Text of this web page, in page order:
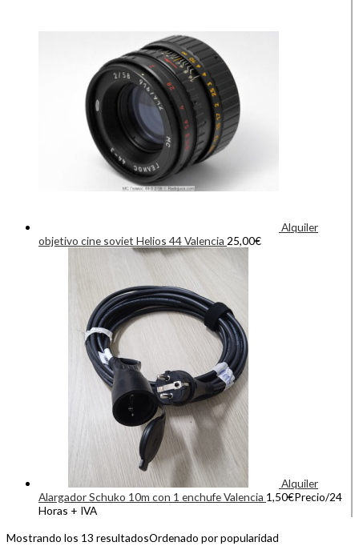
Alquiler
objetivo cine soviet Helios 44 Valencia 25,00€
Alquiler
Alargador Schuko 10m con 1 enchufe Valencia 1,50€Precio/24
Horas + IVA
Mostrando los 13 resultadosOrdenado por popularidad